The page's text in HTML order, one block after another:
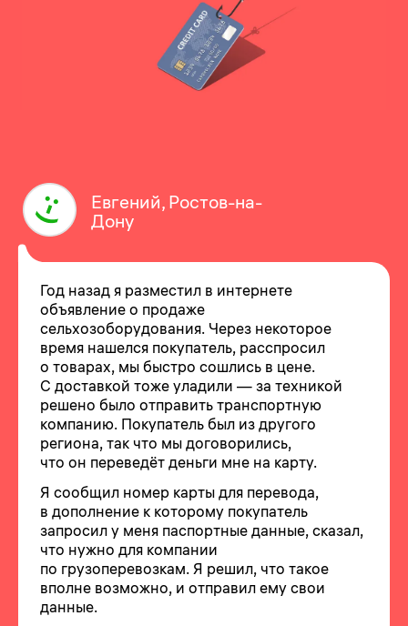
Евгений, Ростов-на-
Дону
Год назад я разместил в интернете
объявление о продаже
сельхозоборудования. Через некоторое
время нашелся покупатель, расспросил
о товарах, мы быстро сошлись в цене.
С доставкой тоже уладили — за техникой
решено было отправить транспортную
компанию. Покупатель был из другого
региона, так что мы договорились,
что он переведёт деньги мне на карту.
Я сообщил номер карты для перевода,
в дополнение к которому покупатель
запросил у меня паспортные данные, сказал,
что нужно для компании
по грузоперевозкам. Я решил, что такое
вполне возможно, и отправил ему свои
данные.